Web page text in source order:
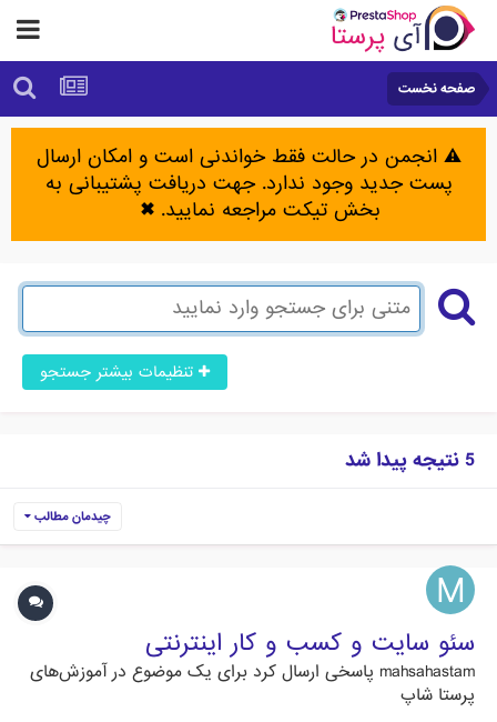
صفحه نخست
⚠️ انجمن در حالت فقط خواندنی است و امکان ارسال
پست جدید وجود ندارد. جهت دریافت پشتیبانی به
بخش تیکت مراجعه نمایید.✖
تنظیمات بیشتر جستجو
5 نتیجه پیدا شد
چیدمان مطالب
سئو سایت و کسب و کار اینترنتی
mahsahastam پاسخی ارسال کرد برای یک موضوع درآموزش‌های
پرستا شاپ